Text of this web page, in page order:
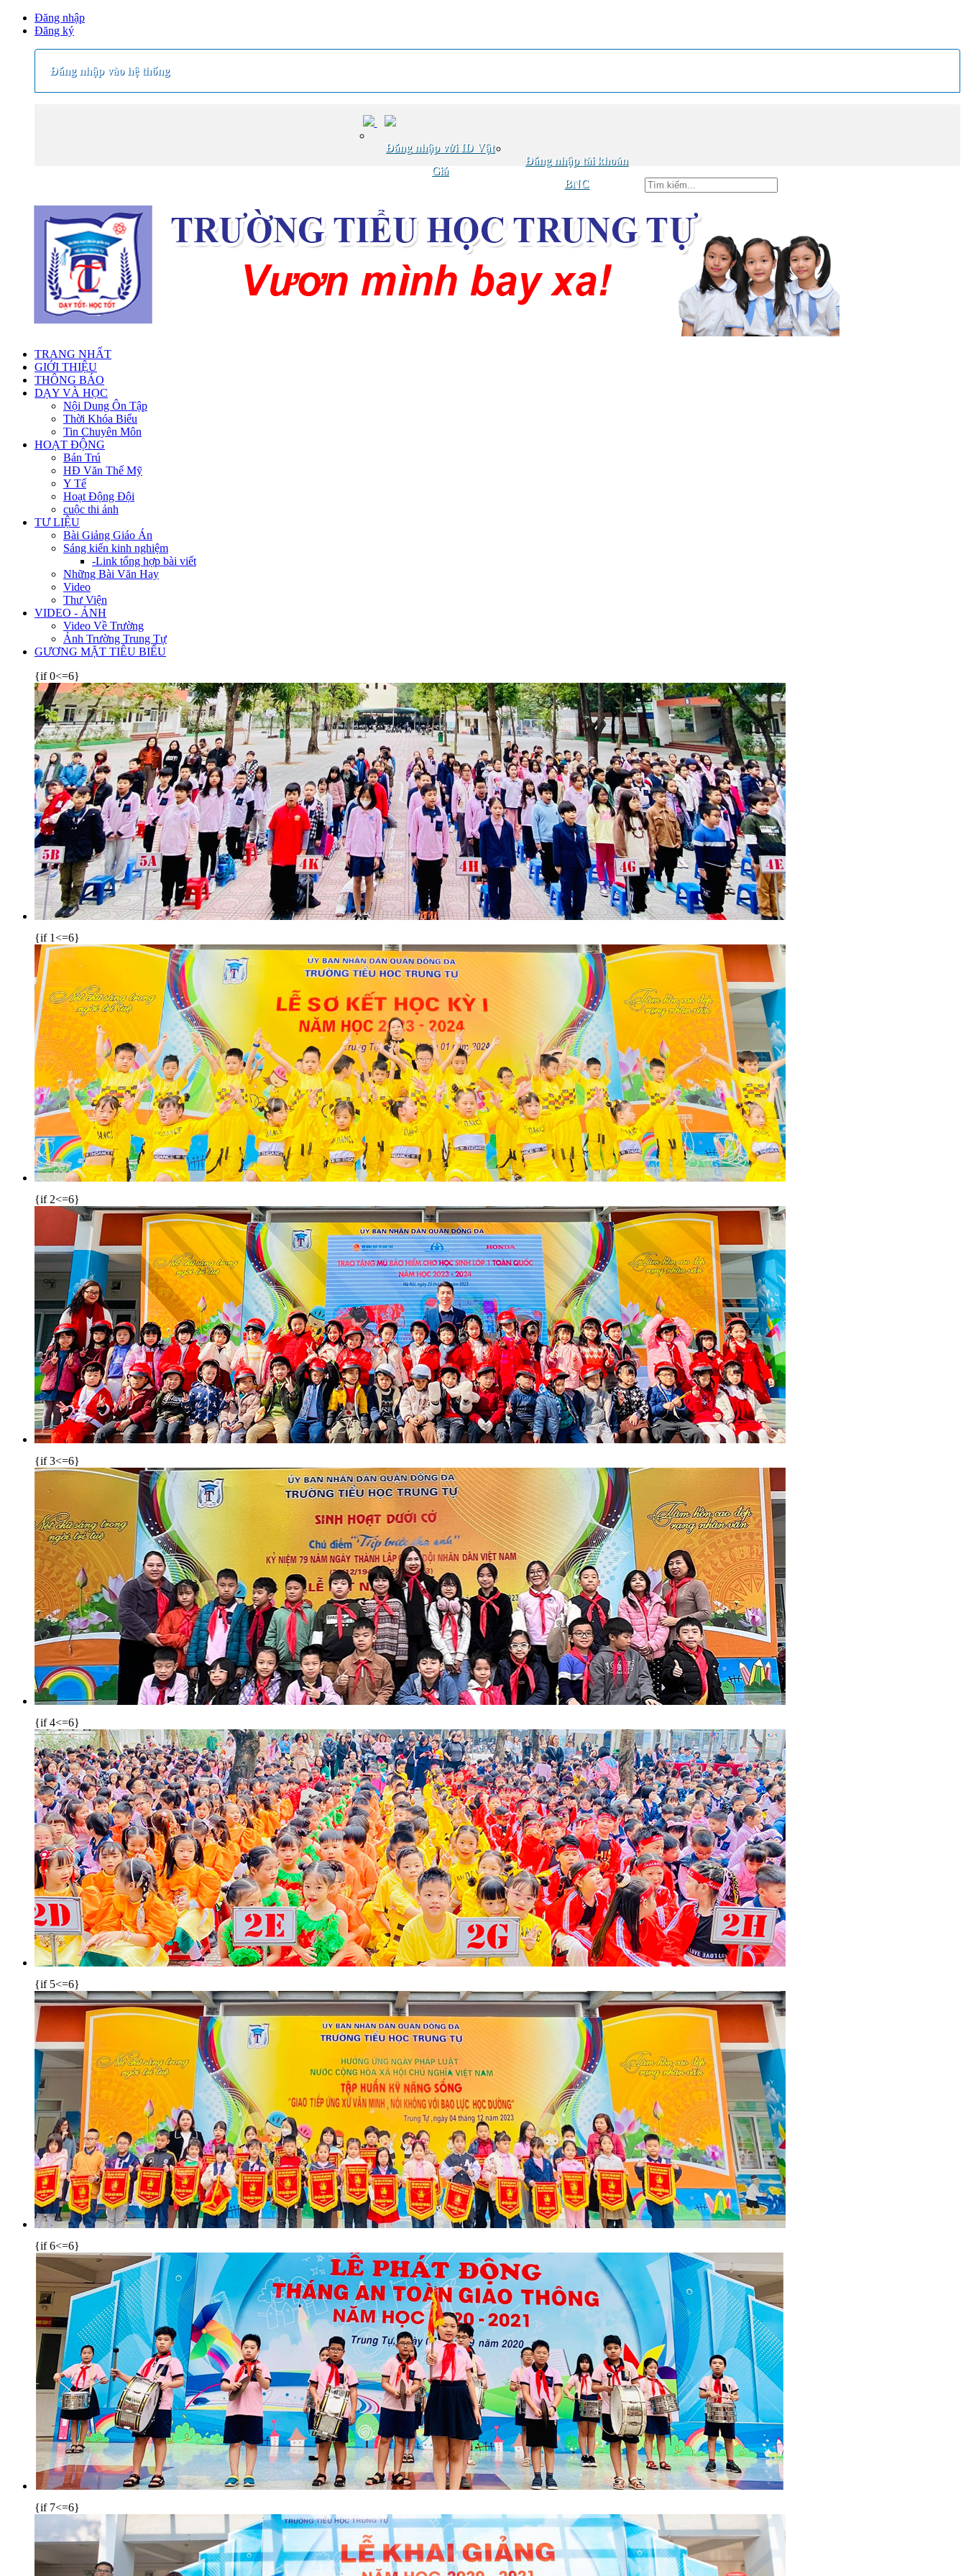
Đăng nhập
Đăng ký
Đăng nhập vào hệ thống
Đăng nhập với ID Vật
Giá
Đăng nhập tài khoản
BNC
TRANG NHẤT
GIỚI THIỆU
THÔNG BÁO
DẠY VÀ HỌC
Nội Dung Ôn Tập
Thời Khóa Biểu
Tin Chuyên Môn
HOẠT ĐỘNG
Bán Trú
HĐ Văn Thể Mỹ
Y Tế
Hoạt Động Đội
cuộc thi ảnh
TƯ LIỆU
Bài Giảng Giáo Án
Sáng kiến kinh nghiệm
-Link tổng hợp bài viết
Những Bài Văn Hay
Video
Thư Viện
VIDEO - ẢNH
Video Về Trường
Ảnh Trường Trung Tự
GƯƠNG MẶT TIÊU BIỂU
{if 0<=6}
{if 1<=6}
{if 2<=6}
{if 3<=6}
{if 4<=6}
{if 5<=6}
{if 6<=6}
{if 7<=6}